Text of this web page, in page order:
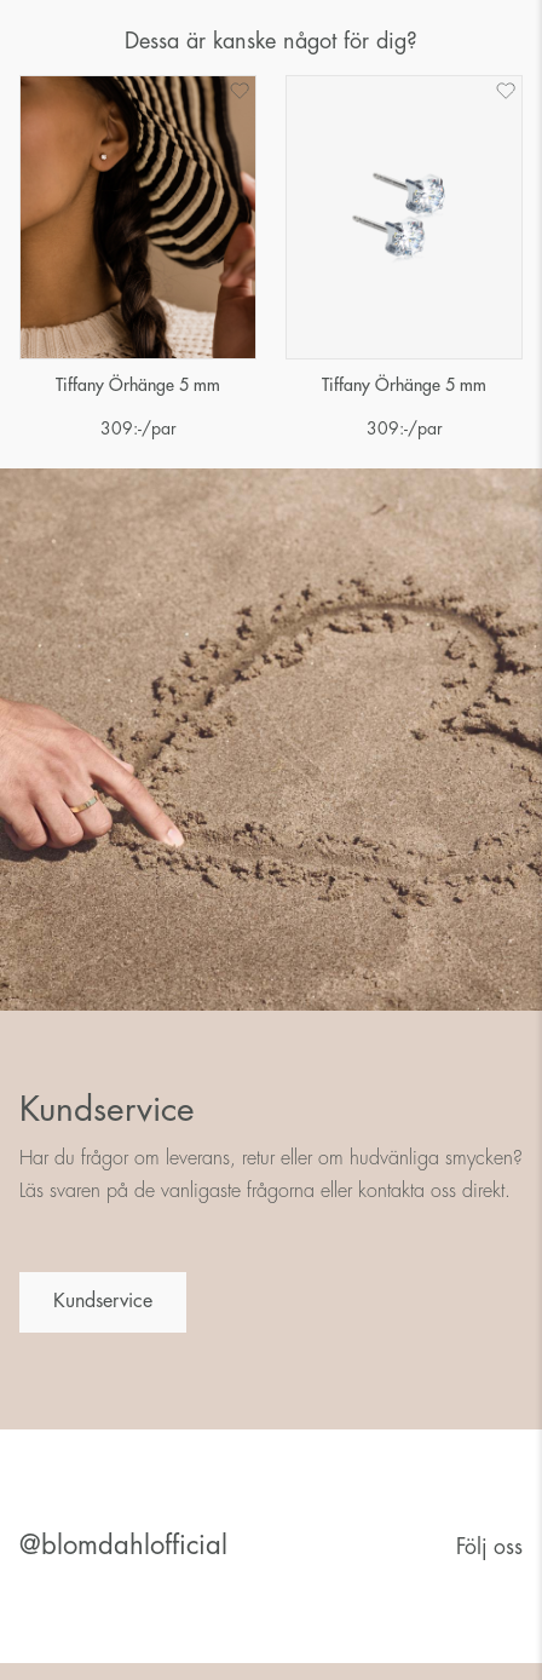
Dessa är kanske något för dig?
Tiffany Örhänge 5 mm
309:-/par
Tiffany Örhänge 5 mm
309:-/par
Kundservice
Har du frågor om leverans, retur eller om hudvänliga smycken?
Läs svaren på de vanligaste frågorna eller kontakta oss direkt.
Kundservice
@blomdahlofficial Följ oss